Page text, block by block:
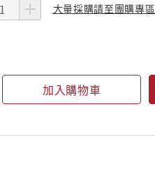
大量採購請至團購專區
加入購物車